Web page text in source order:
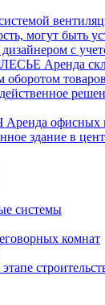
могут
с
Аренда
Аренда офисных
здание в
системы
комнат